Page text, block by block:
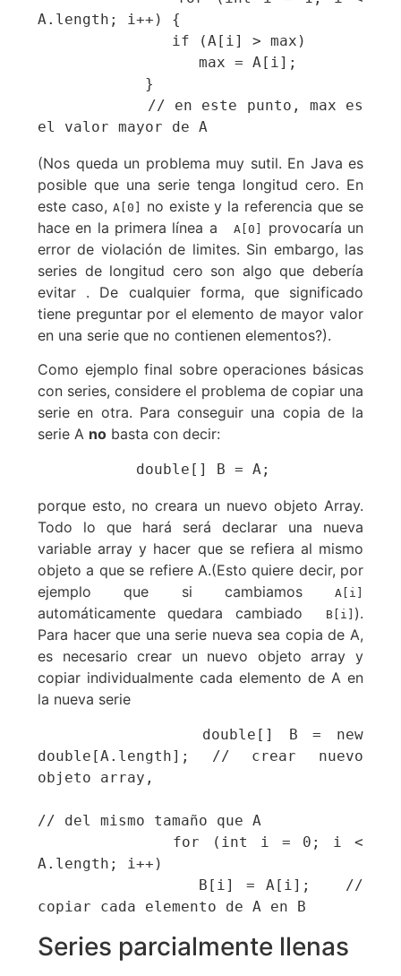
A.length; i++) {
el valor mayor de A
(Nos queda un problema muy sutil. En Java es
posible que una serie tenga longitud cero. En
este caso, A[0]
no existe y la referencia que se
hace en la primera línea aA[0]
provocaría un
error de violación de limites. Sin embargo, las
series de longitud cero son algo que debería
evitar . De cualquier forma, que significado
tiene preguntar por el elemento de mayor valor
en una serie que no contienen elementos?).
Como ejemplo final sobre operaciones básicas
con series, considere el problema de copiar una
serie en otra. Para conseguir una copia de la
serie A no basta con decir:
           double[] B = A;
porque esto, no creara un nuevo objeto Array.
Todo lo que hará será declarar una nueva
variable array y hacer que se refiera al mismo
objeto a que se refiere A.(Esto quiere decir, por
ejemplo que si cambiamos
A[i]
automáticamente quedara cambiado B[i] ).
Para hacer que una serie nueva sea copia de A,
es necesario crear un nuevo objeto array y
copiar individualmente cada elemento de A en
la nueva serie
double[A.length]; // crear nuevo
objeto array,
// del mismo tamaño que A
A.length; i++)
copiar cada elemento de A en B
Series parcialmente llenas